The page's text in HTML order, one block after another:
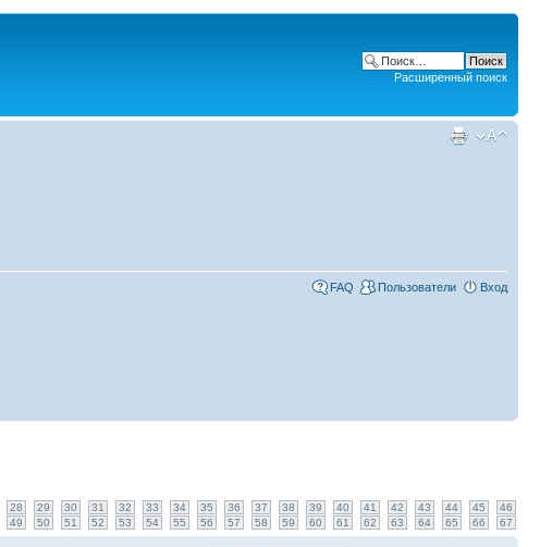
Расширенный поиск
FAQ Пользователи Вход
28 29 30 31 32 33 34 35 36 37 38 39 40 41 42 43 44 45
46
49 50 51 52 53 54 55 56 57 58 59 60 61 62 63 64 65 66 67